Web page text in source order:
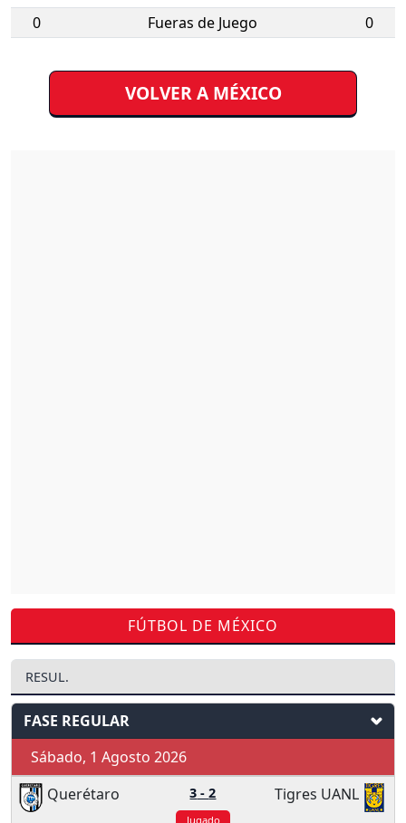
0
Fueras de Juego 0
VOLVER A MÉXICO
FÚTBOL DE MÉXICO
RESUL.
FASE REGULAR
Sábado, 1 Agosto 2026
Querétaro
3 -2 Tigres UANL
Jugado